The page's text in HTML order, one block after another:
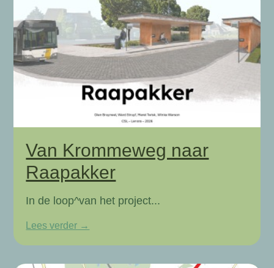
Van Krommeweg naar
Raapakker
In de loop^van het project...
Lees verder →